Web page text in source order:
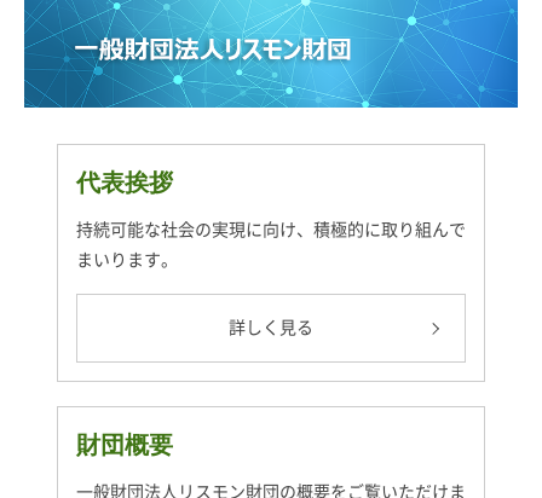
代表挨拶
持続可能な社会の実現に向け、積極的に取り組んで
まいります。
詳しく見る
財団概要
一般財団法人リスモン財団の概要をご覧いただけま